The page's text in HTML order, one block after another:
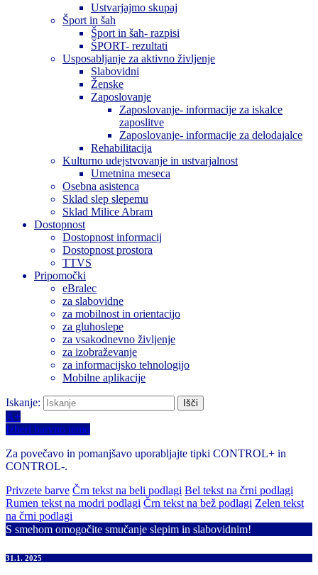
Ustvarjajmo skupaj
Šport in šah
Šport in šah- razpisi
ŠPORT- rezultati
Usposabljanje za aktivno življenje
Slabovidni
Ženske
Zaposlovanje
Zaposlovanje- informacije za iskalce
zaposlitve
Zaposlovanje- informacije za delodajalce
Rehabilitacija
Kulturno udejstvovanje in ustvarjalnost
Umetnina meseca
Osebna asistenca
Sklad slep slepemu
Sklad Milice Abram
Dostopnost
Dostopnost informacij
Dostopnost prostora
TTVS
Pripomočki
eBralec
za slabovidne
za mobilnost in orientacijo
za gluhoslepe
za vsakodnevno življenje
za izobraževanje
za informacijsko tehnologijo
Mobilne aplikacije
Iskanje:
A+
Izberi barvno temo
Za povečavo in pomanjšavo uporabljajte tipki CONTROL+ in
CONTROL-.
Privzete barve Črn tekst na beli podlagi Bel tekst na črni podlagi
Rumen tekst na modri podlagi Črn tekst na bež podlagi Zelen tekst
na črni podlagi
S smehom omogočite smučanje slepim in slabovidnim!
31.1. 2025